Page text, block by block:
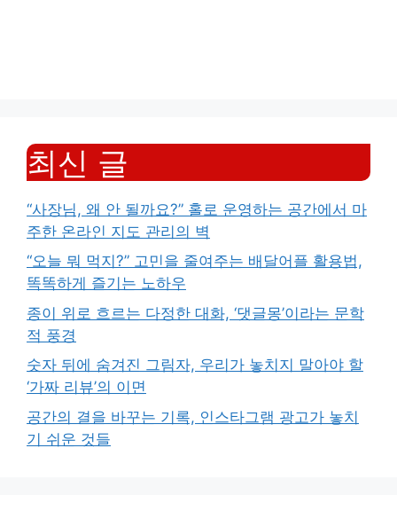
최신 글
“사장님, 왜 안 될까요?” 홀로 운영하는 공간에서 마
주한 온라인 지도 관리의 벽
“오늘 뭐 먹지?” 고민을 줄여주는 배달어플 활용법,
똑똑하게 즐기는 노하우
종이 위로 흐르는 다정한 대화, ‘댓글몽’이라는 문학
적 풍경
숫자 뒤에 숨겨진 그림자, 우리가 놓치지 말아야 할
‘가짜 리뷰’의 이면
공간의 결을 바꾸는 기록, 인스타그램 광고가 놓치
기 쉬운 것들